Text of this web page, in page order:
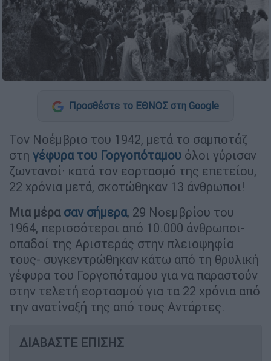
Προσθέστε το ΕΘΝΟΣ στη Google
Τον Νοέμβριο του 1942, μετά το σαμποτάζ
στη γέφυρα του Γοργοπόταμου όλοι γύρισαν
ζωντανοί· κατά τον εορτασμό της επετείου,
22 χρόνια μετά, σκοτώθηκαν 13 άνθρωποι!
Μια μέρα σαν σήμερα, 29 Νοεμβρίου του
1964, περισσότεροι από 10.000 άνθρωποι-
οπαδοί της Αριστεράς στην πλειοψηφία
τους- συγκεντρώθηκαν κάτω από τη θρυλική
γέφυρα του Γοργοπόταμου για να παραστούν
στην τελετή εορτασμού για τα 22 χρόνια από
την ανατίναξή της από τους Αντάρτες.
ΔΙΑΒΑΣΤΕ ΕΠΙΣΗΣ